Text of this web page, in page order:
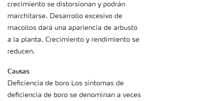
crecimiento se distorsionan y podrán
marchitarse. Desarrollo excesivo de
macollos dará una apariencia de arbusto
a la planta. Crecimiento y rendimiento se
reducen.
Causas
Deficiencia de boro Los síntomas de
deficiencia de boro se denominan a veces